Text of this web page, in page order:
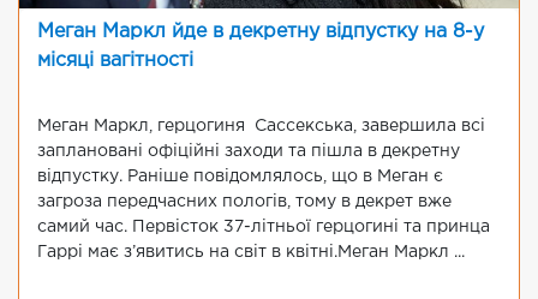
Меган Маркл йде в декретну відпустку на 8-у
місяці вагітності
Меган Маркл, герцогиня Сассекська, завершила всі
заплановані офіційні заходи та пішла в декретну
відпустку. Раніше повідомлялось, що в Меган є
загроза передчасних пологів, тому в декрет вже
самий час. Первісток 37-літньої герцогині та принца
Гаррі має з’явитись на світ в квітні.Меган Маркл ...